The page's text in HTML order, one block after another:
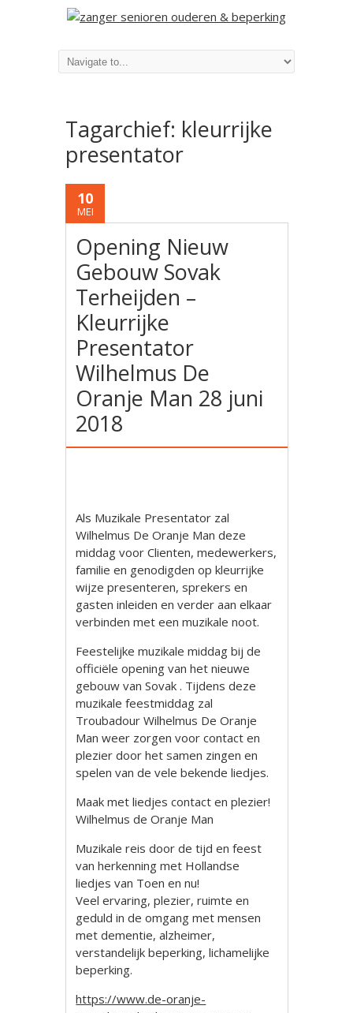
Tagarchief: kleurrijke
presentator
10
MEI
Opening Nieuw
Gebouw Sovak
Terheijden –
Kleurrijke
Presentator
Wilhelmus De
Oranje Man 28 juni
2018
Als Muzikale Presentator zal
Wilhelmus De Oranje Man deze
middag voor Clienten, medewerkers,
familie en genodigden op kleurrijke
wijze presenteren, sprekers en
gasten inleiden en verder aan elkaar
verbinden met een muzikale noot.
Feestelijke muzikale middag bij de
officiële opening van het nieuwe
gebouw van Sovak . Tijdens deze
muzikale feestmiddag zal
Troubadour Wilhelmus De Oranje
Man weer zorgen voor contact en
plezier door het samen zingen en
spelen van de vele bekende liedjes.
Maak met liedjes contact en plezier!
Wilhelmus de Oranje Man
Muzikale reis door de tijd en feest
van herkenning met Hollandse
liedjes van Toen en nu!
Veel ervaring, plezier, ruimte en
geduld in de omgang met mensen
met dementie, alzheimer,
verstandelijk beperking, lichamelijke
beperking.
https://www.de-oranje-